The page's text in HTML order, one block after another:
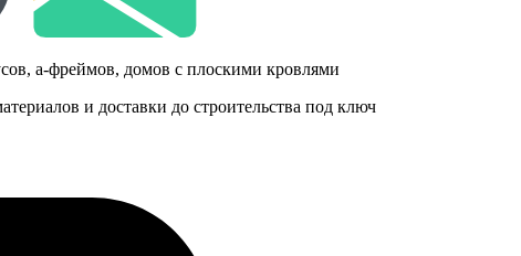
а-фреймов, домов с плоскими кровлями
и доставки до строительства под ключ